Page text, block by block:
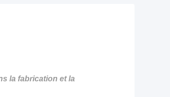
la fabrication et la